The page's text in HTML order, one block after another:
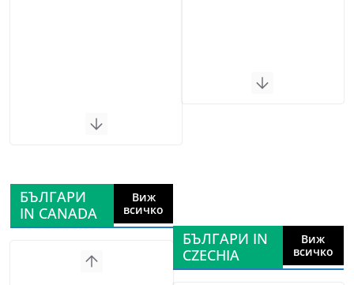
БЪЛГАРИ
IN CANADA
Виж
всичко
БЪЛГАРИ IN
CZECHIA
Виж
всичко